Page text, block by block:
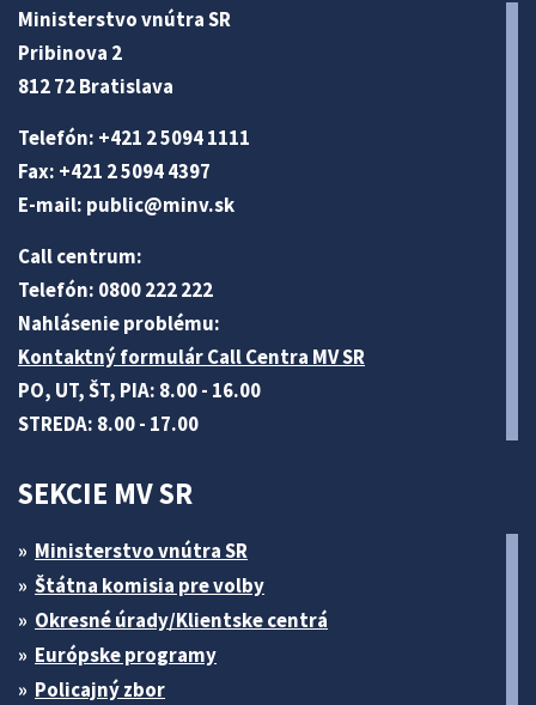
Ministerstvo vnútra SR
Pribinova 2
812 72 Bratislava
Telefón: +421 2 5094 1111
Fax: +421 2 5094 4397
E-mail: public@minv.sk
Call centrum:
Telefón: 0800 222 222
Nahlásenie problému:
Kontaktný formulár Call Centra MV SR
PO, UT, ŠT, PIA: 8.00 - 16.00
STREDA: 8.00 - 17.00
SEKCIE MV SR
Ministerstvo vnútra SR
Štátna komisia pre volby
Okresné úrady/Klientske centrá
Európske programy
Policajný zbor